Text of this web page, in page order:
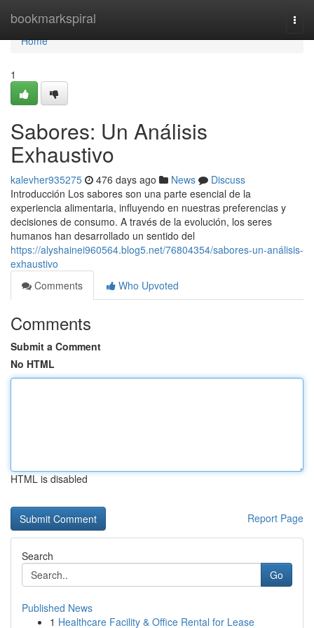
bookmarkspiral
Home
Home
1
Sabores: Un Análisis
Exhaustivo
kalevher935275 476 days ago News
Discuss
Introducción Los sabores son una parte esencial de la
experiencia alimentaria, influyendo en nuestras preferencias y
decisiones de consumo. A través de la evolución, los seres
humanos han desarrollado un sentido del
https://alyshainei960564.blog5.net/76804354/sabores-un-análisis-
exhaustivo
Comments
Who Upvoted
Comments
Submit a Comment
No HTML
HTML is disabled
Report Page
Search
Go
Published News
1 Healthcare Facility & Office Rental for Lease